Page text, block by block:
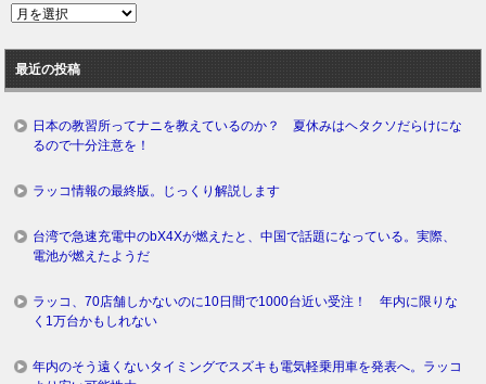
過
ロ
グ
最近の投稿
日本の教習所ってナニを教えているのか？ 夏休みはヘタクソだらけにな
るので十分注意を！
ラッコ情報の最終版。じっくり解説します
台湾で急速充電中のbX4Xが燃えたと、中国で話題になっている。実際、
電池が燃えたようだ
ラッコ、70店舗しかないのに10日間で1000台近い受注！ 年内に限りな
く1万台かもしれない
年内のそう遠くないタイミングでスズキも電気軽乗用車を発表へ。ラッコ